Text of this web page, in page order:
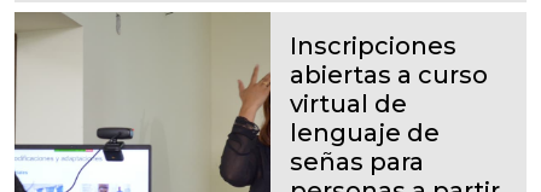
Inscripciones
abiertas a curso
virtual de
lenguaje de
señas para